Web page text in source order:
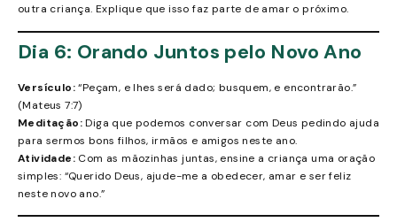
outra criança. Explique que isso faz parte de amar o próximo.
Dia 6: Orando Juntos pelo Novo Ano
Versículo:“Peçam, e lhes será dado; busquem, e encontrarão.”
(Mateus 7:7)
Meditação:Diga que podemos conversar com Deus pedindo ajuda
para sermos bons filhos, irmãos e amigos neste ano.
Atividade: Com as mãozinhas juntas, ensine a criança uma oração
simples: “Querido Deus, ajude-me a obedecer, amar e ser feliz
neste novo ano.”